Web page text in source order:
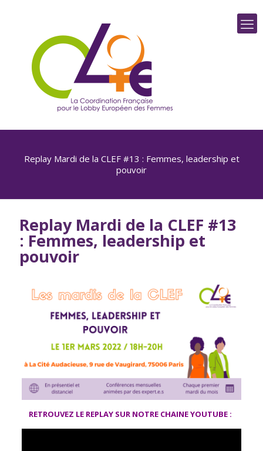
Replay Mardi de la CLEF #13 : Femmes, leadership et
pouvoir
Replay Mardi de la CLEF #13
: Femmes, leadership et
pouvoir
RETROUVEZ LE REPLAY SUR NOTRE CHAINE YOUTUBE :